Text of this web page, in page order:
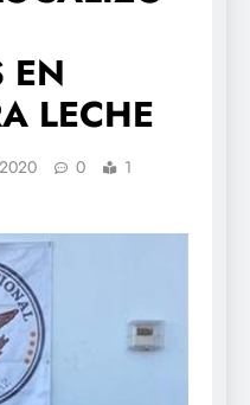
EN
LECHE
0
1